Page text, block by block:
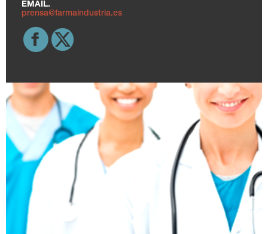
EMAIL.
prensa@farmaindustria.es